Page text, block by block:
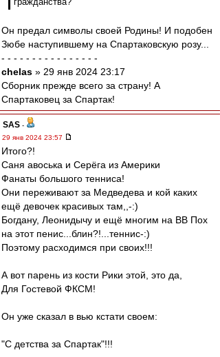
Он предал символы своей Родины! И подобен
Зюбе наступившему на Спартаковскую розу...
- - - - - - - - - - - - - - - -
chelas » 29 янв 2024 23:17
Сборник прежде всего за страну! А
Спартаковец за Спартак!
SAS -
29 янв 2024 23:57
Итого?!
Саня авоська и Серёга из Америки
Фанаты большого тенниса!
Они переживают за Медведева и кой каких
ещё девочек красивых там,,-:)
Богдану, Леонидычу и ещё многим на ВВ Пох
на этот пенис...блин?!...теннис-:)
Поэтому расходимся при своих!!!
А вот парень из кости Рики этой, это да,
Для Гостевой ФКСМ!
Он уже сказал в вью кстати своем:
"С детства за Спартак"!!!